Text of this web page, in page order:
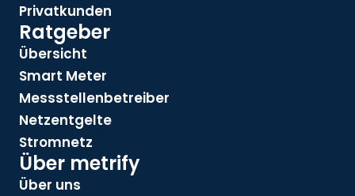
Privatkunden
Ratgeber
Übersicht
Smart Meter
Messstellenbetreiber
Netzentgelte
Stromnetz
Über metrify
Über uns